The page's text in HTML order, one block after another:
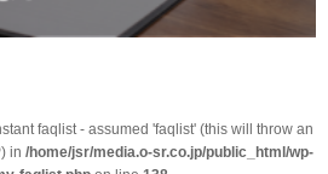
faqlist - assumed 'faqlist' (this will throw an
in /home/jsr/media.o-sr.co.jp/public_html/wp-